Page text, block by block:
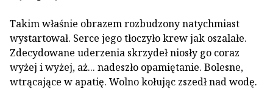
Takim właśnie obrazem rozbudzony natychmiast
wystartował. Serce jego tłoczyło krew jak oszalałe.
Zdecydowane uderzenia skrzydeł niosły go coraz
wyżej i wyżej, aż... nadeszło opamiętanie. Bolesne,
wtrącające w apatię. Wolno kołując zszedł nad wodę.